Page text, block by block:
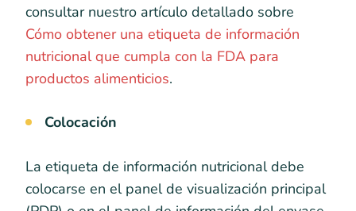
consultar nuestro artículo detallado sobre
Cómo obtener una etiqueta de información
nutricional que cumpla con la FDA para
productos alimenticios.
Colocación
La etiqueta de información nutricional debe
colocarse en el panel de visualización principal